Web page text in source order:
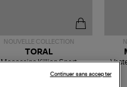
NOUVELLE COLLECTION
189,00 €
TORAL
Mocassins Killian Sport
Mousse
Continuer sans accepter